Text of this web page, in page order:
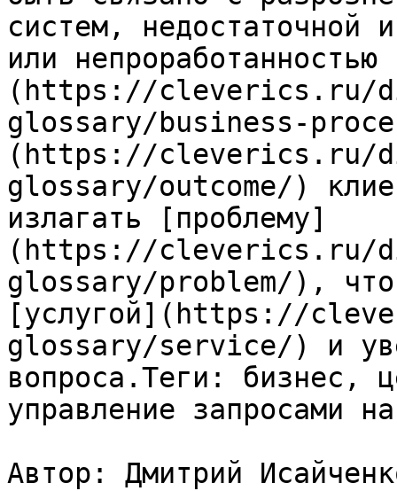
систем, недостаточной
или
(https://cleverics.ru/
glossary/business-
(https://cleverics.ru/
glossary/outcome/)
излагать [проблему]
(https://cleverics.ru/
glossary/problem/), что
[услугой](https://
glossary/service/) и
вопроса.Теги: бизнес,
управление запросами
Автор: Дмитрий